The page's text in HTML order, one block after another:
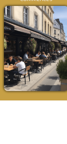
COMMERCES